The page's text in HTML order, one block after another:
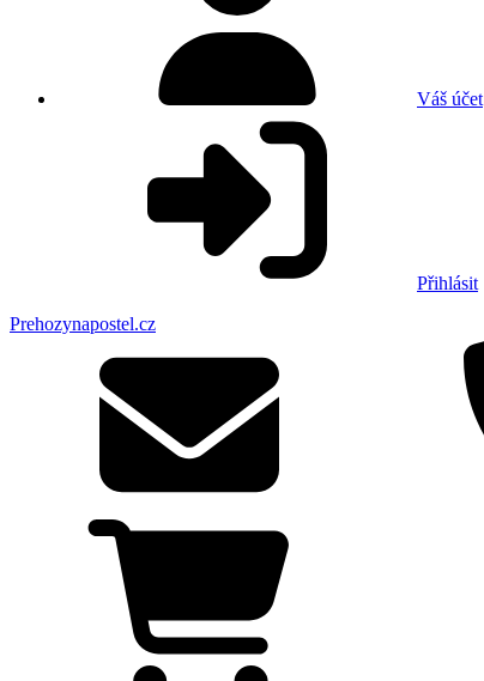
Váš účet
Přihlásit
Prehozynapostel.cz